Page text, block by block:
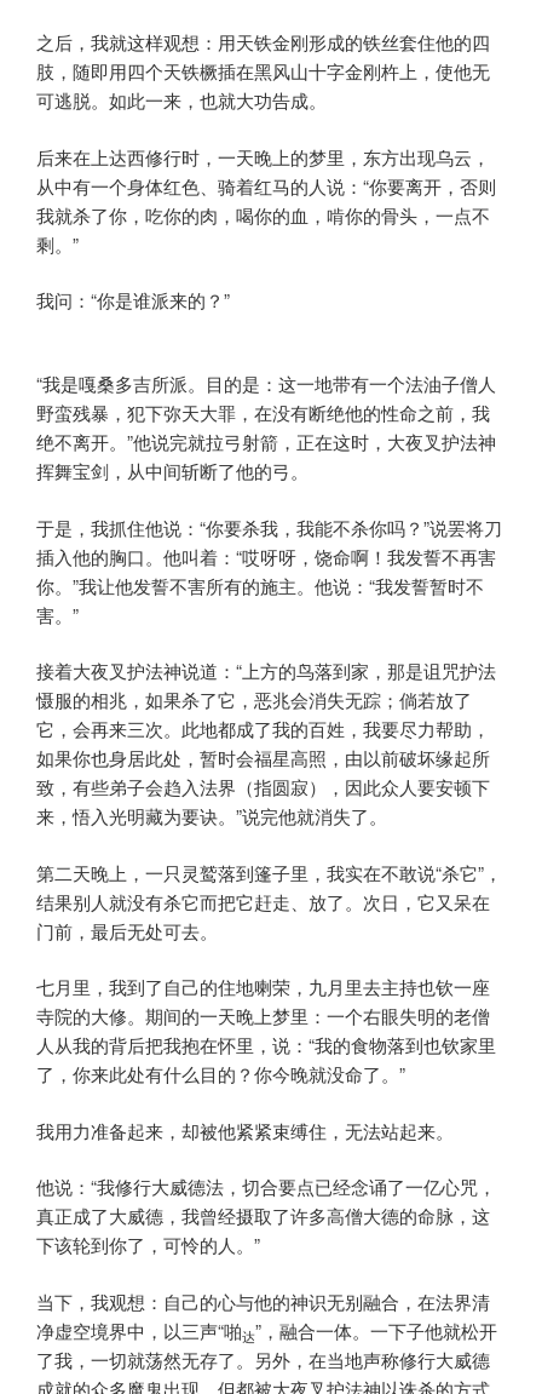
之后，我就这样观想：用天铁金刚形成的铁丝套住他的四
肢，随即用四个天铁橛插在黑风山十字金刚杵上，使他无
可逃脱。如此一来，也就大功告成。
后来在上达西修行时，一天晚上的梦里，东方出现乌云，
从中有一个身体红色、骑着红马的人说：“你要离开，否则
我就杀了你，吃你的肉，喝你的血，啃你的骨头，一点不
剩。”
我问：“你是谁派来的？”
“我是嘎桑多吉所派。目的是：这一地带有一个法油子僧人
野蛮残暴，犯下弥天大罪，在没有断绝他的性命之前，我
绝不离开。”他说完就拉弓射箭，正在这时，大夜叉护法神
挥舞宝剑，从中间斩断了他的弓。
于是，我抓住他说：“你要杀我，我能不杀你吗？”说罢将刀
插入他的胸口。他叫着：“哎呀呀，饶命啊！我发誓不再害
你。”我让他发誓不害所有的施主。他说：“我发誓暂时不
害。”
接着大夜叉护法神说道：“上方的鸟落到家，那是诅咒护法
慑服的相兆，如果杀了它，恶兆会消失无踪；倘若放了
它，会再来三次。此地都成了我的百姓，我要尽力帮助，
如果你也身居此处，暂时会福星高照，由以前破坏缘起所
致，有些弟子会趋入法界（指圆寂），因此众人要安顿下
来，悟入光明藏为要诀。”说完他就消失了。
第二天晚上，一只灵鹫落到篷子里，我实在不敢说“杀它”，
结果别人就没有杀它而把它赶走、放了。次日，它又呆在
门前，最后无处可去。
七月里，我到了自己的住地喇荣，九月里去主持也钦一座
寺院的大修。期间的一天晚上梦里：一个右眼失明的老僧
人从我的背后把我抱在怀里，说：“我的食物落到也钦家里
了，你来此处有什么目的？你今晚就没命了。”
我用力准备起来，却被他紧紧束缚住，无法站起来。
他说：“我修行大威德法，切合要点已经念诵了一亿心咒，
真正成了大威德，我曾经摄取了许多高僧大德的命脉，这
下该轮到你了，可怜的人。”
当下，我观想：自己的心与他的神识无别融合，在法界清
净虚空境界中，以三声“啪达”，融合一体。一下子他就松开
了我，一切就荡然无存了。另外，在当地声称修行大威德
成就的众多魔鬼出现，但都被大夜叉护法神以诛杀的方式